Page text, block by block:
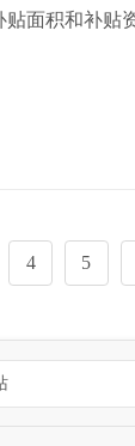
面积和补贴
4 5